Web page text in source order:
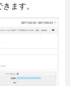
ます。